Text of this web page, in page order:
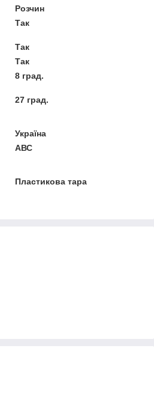
Розчин
Так
Так
Так
8 град.
27 град.
Україна
АВС
Пластикова тара